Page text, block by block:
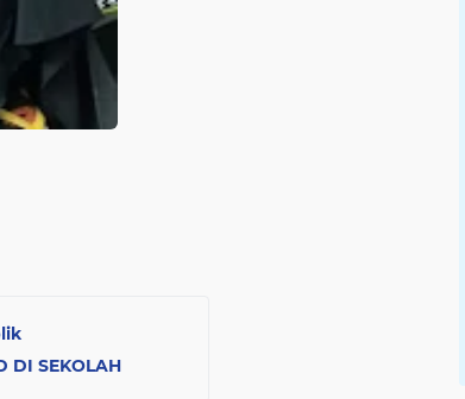
DI SEKOLAH